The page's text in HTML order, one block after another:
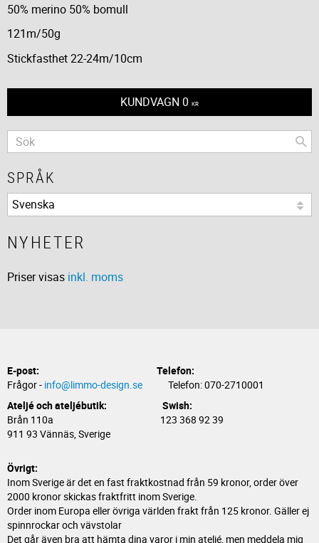
50% merino 50% bomull
121m/50g
Stickfasthet 22-24m/10cm
KUNDVAGN 0 KR
SPRÅK
NYHETER
Priser visas inkl. moms
E-post:
Telefon:
Frågor - info@limmo-design.se Telefon: 070-2710001
Ateljé och ateljébutik: Swish:
Brån 110a 123 368 92 39
911 93 Vännäs, Sverige
Övrigt:
Inom Sverige är det en fast fraktkostnad från 59 kronor, order över
2000 kronor skickas fraktfritt inom Sverige.
Order inom Europa eller övriga världen frakt från 125 kronor. Gäller ej
spinnrockar och vävstolar
Det går även bra att hämta dina varor i min ateljé, men meddela mig